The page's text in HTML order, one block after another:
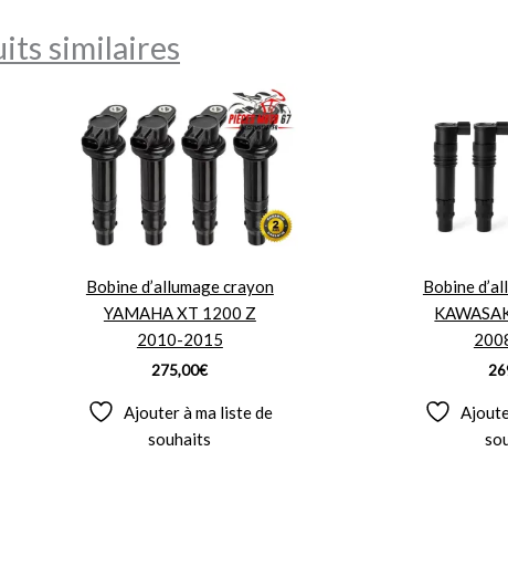
similaires
Bobine d’allumage crayon
YAMAHA XT 1200 Z
2010-2015
275,00€
Ajouter à ma liste de
souhaits
Bobine